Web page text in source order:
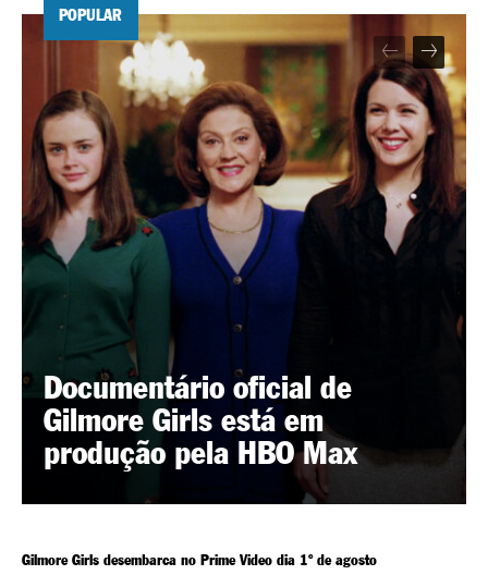
POPULAR
Documentário oficial de
Gilmore Girls está em
produção pela HBO Max
Gilmore Girls desembarca no Prime Video dia 1º de agosto